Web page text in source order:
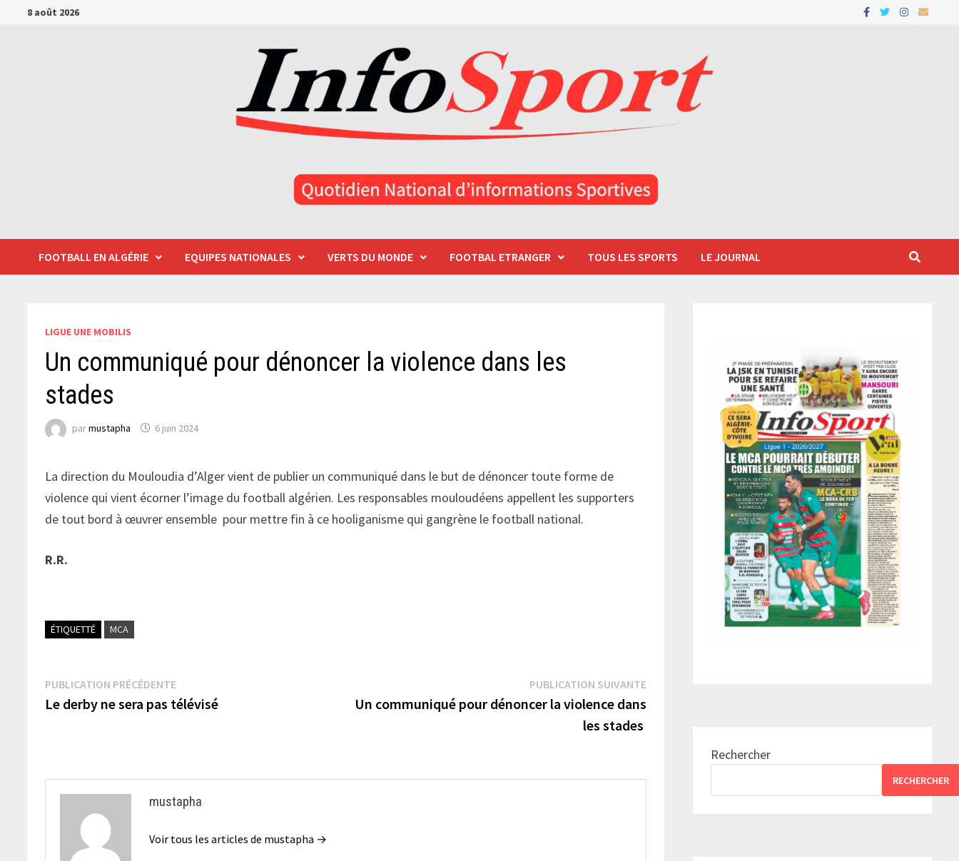
Passer8 août 2026
FOOTBALL EN ALGÉRIE EQUIPES NATIONALES VERTS DU MONDE FOOTBAL ETRANGER TOUS LES SPORTS LE JOURNAL
LIGUE UNE MOBILIS
Un communiqué pour dénoncer la violence dans les
stades
parmustapha 6 juin 2024
La direction du Mouloudia d’Alger vient de publier un communiqué dans le but de dénoncer toute forme de
violence qui vient écorner l’image du football algérien. Les responsables mouloudéens appellent les supporters
de tout bord à œuvrer ensemble pour mettre fin à ce hooliganisme qui gangrène le football national.
R.R.
ÉTIQUETTÉ MCA
Navigation
de
PUBLICATION PRÉCÉDENTEPublication
précédente :
Le derby ne sera pas télévisé
PUBLICATION SUIVANTEPublication
suivante :
Un communiqué pour dénoncer la violence dans
les stades
mustapha
Voir tous les articles de mustapha →
Rechercher
RECHERCHER